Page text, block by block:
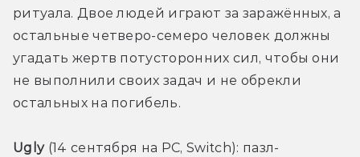
ритуала. Двое людей играют за заражённых, а
остальные четверо-семеро человек должны
угадать жертв потусторонних сил, чтобы они
не выполнили своих задач и не обрекли
остальных на погибель.
Ugly (14 сентября на PC, Switch): пазл-